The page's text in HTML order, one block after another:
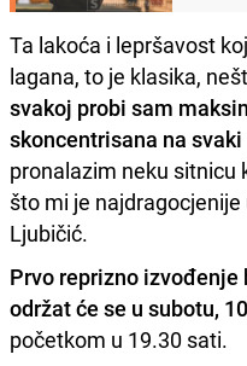
Ta lakoća i lepršavost
lagana, to je klasika,
svakoj probi sam
skoncentrisana na
pronalazim neku sitnicu
što mi je
Ljubičić.
Prvo reprizno
održat će se u subotu,
početkom u 19.30 sati.